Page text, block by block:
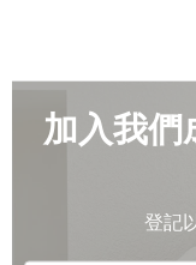
加入我們
登記